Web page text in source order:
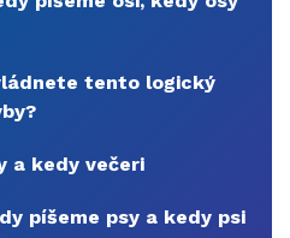
tento logický
a kedy večeri
píšeme psy a kedy psi